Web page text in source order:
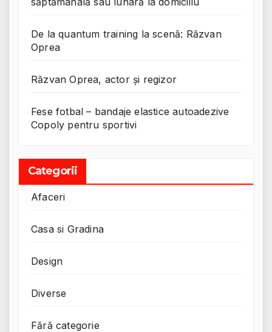
De la quantum training la scenă: Răzvan
Oprea
Răzvan Oprea, actor și regizor
Fese fotbal – bandaje elastice autoadezive
Copoly pentru sportivi
Categorii
Afaceri
Casa si Gradina
Design
Diverse
Fără categorie